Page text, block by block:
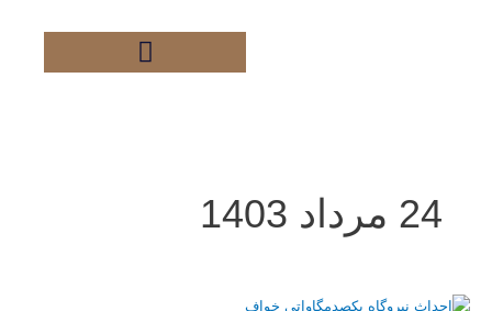
24 مرداد 1403
احداث